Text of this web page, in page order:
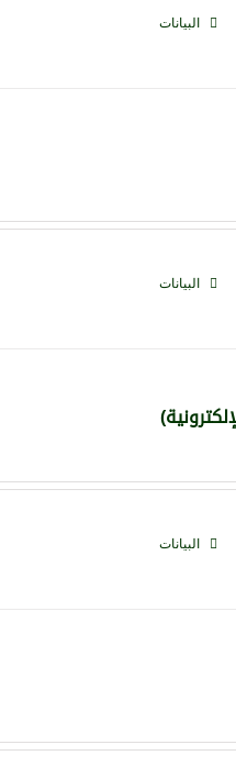
البيانات
البيانات
البيانات